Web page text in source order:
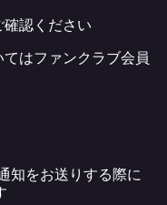
認ください
はファンクラブ会員
をお送りする際に